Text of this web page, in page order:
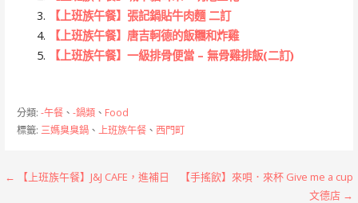
【上班族午餐】張記鍋貼牛肉麵 二訂
【上班族午餐】唐吉軻德的飯糰和炸雞
【上班族午餐】一級排骨便當 – 無骨雞排飯(二訂)
分類: -午餐、 -鍋類、 Food
標籤: 三媽臭臭鍋、 上班族午餐、 西門町
文
← 【上班族午餐】J&J CAFE，進補日
【手搖飲】來唄．來杯 Give me a cup
文德店 →